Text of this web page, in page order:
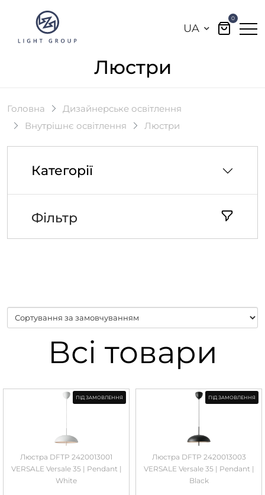
UA
0
Люстри
Головна
Дизайнерське освітлення
Внутрішнє освітлення
Люстри
Категорії
Фільтр
Всі товари
ПІД ЗАМОВЛЕННЯ
Люстра DFTP 2420013001
VERSALE Versale 35 | Pendant |
White
ПІД ЗАМОВЛЕННЯ
Люстра DFTP 2420013003
VERSALE Versale 35 | Pendant |
Black